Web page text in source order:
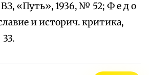
«Путь», 1936, № 52; Ф е д о
и историч. критика,